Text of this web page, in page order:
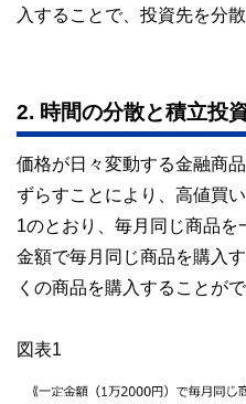
入することで、投資先を分
2. 時間の分散と積立投
価格が日々変動する金融商
ずらすことにより、高値買
1のとおり、毎月同じ商品
金額で毎月同じ商品を購入
くの商品を購入することがで
図表1